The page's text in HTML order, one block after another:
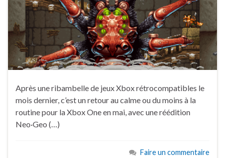
Après une ribambelle de jeux Xbox rétrocompatibles le
mois dernier, c’est un retour au calme ou du moins à la
routine pour la Xbox One en mai, avec une réédition
Neo·Geo (…)
Faire un commentaire